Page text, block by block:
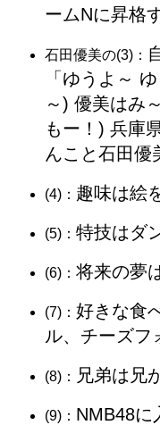
ームNに昇格
石田優美の(3)：
「ゆうよ～
～) 優美はみ
もー！) 兵庫
んこと石田優
(4)： 趣味は絵
(5)： 特技はダ
(6)： 将来の夢
(7)： 好きな食
ル、チーズフ
(8)： 兄弟は兄
(9)： NMB48に